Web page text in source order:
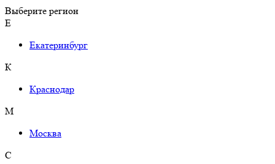
Выберите регион
Е
Екатеринбург
К
Краснодар
М
Москва
С